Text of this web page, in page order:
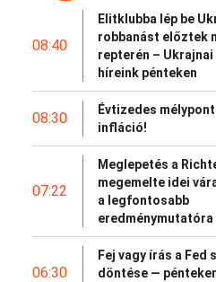
08:40
Elitklubba lép be
robbanást előztek
repterén – Ukrajnai
híreink pénteken
08:30
Évtizedes
infláció!
07:22
Meglepetés a
megemelte idei
a legfontosabb
eredménymutatóra
06:30
Fej vagy írás a Fed
döntése —